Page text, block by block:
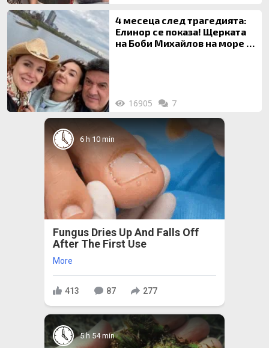
4 месеца след трагедията:
Елинор се показа! Щерката
на Боби Михайлов на море с
16905 7
6 h 10 min
Fungus Dries Up And Falls Off
After The First Use
More
413 87 277
5 h 54 min